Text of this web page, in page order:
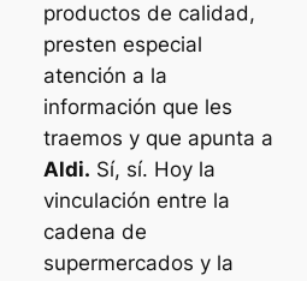
productos de calidad,
presten especial
atención a la
información que les
traemos y que apunta a
Aldi. Sí, sí. Hoy la
vinculación entre la
cadena de
supermercados y la